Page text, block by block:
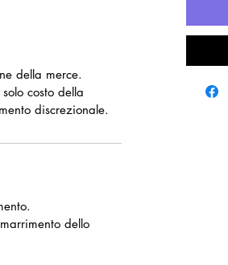
della merce.
costo della
discrezionale.
dello